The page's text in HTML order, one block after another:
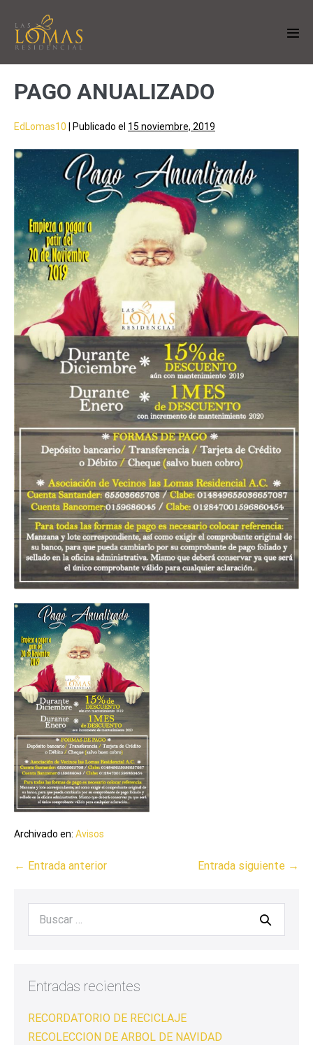
PAGO ANUALIZADO
EdLomas10 | Publicado el 15 noviembre, 2019
Archivado en: Avisos
← Entrada anterior Entrada siguiente →
Entradas recientes
RECORDATORIO DE RECICLAJE
RECOLECCION DE ARBOL DE NAVIDAD